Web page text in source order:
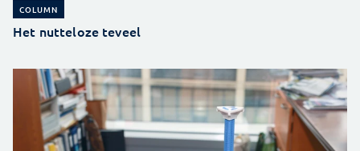
COLUMN
Het nutteloze teveel